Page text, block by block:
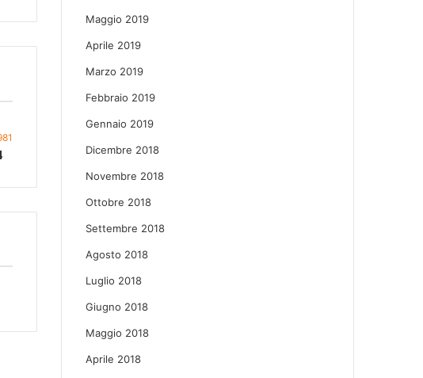
Maggio 2019
Aprile 2019
Marzo 2019
Febbraio 2019
Gennaio 2019
Dicembre 2018
Novembre 2018
Ottobre 2018
Settembre 2018
Agosto 2018
Luglio 2018
Giugno 2018
Maggio 2018
Aprile 2018